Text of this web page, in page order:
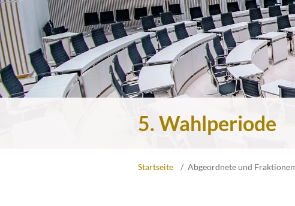
5. Wahlperiode
Startseite Abgeordnete und Fraktionen